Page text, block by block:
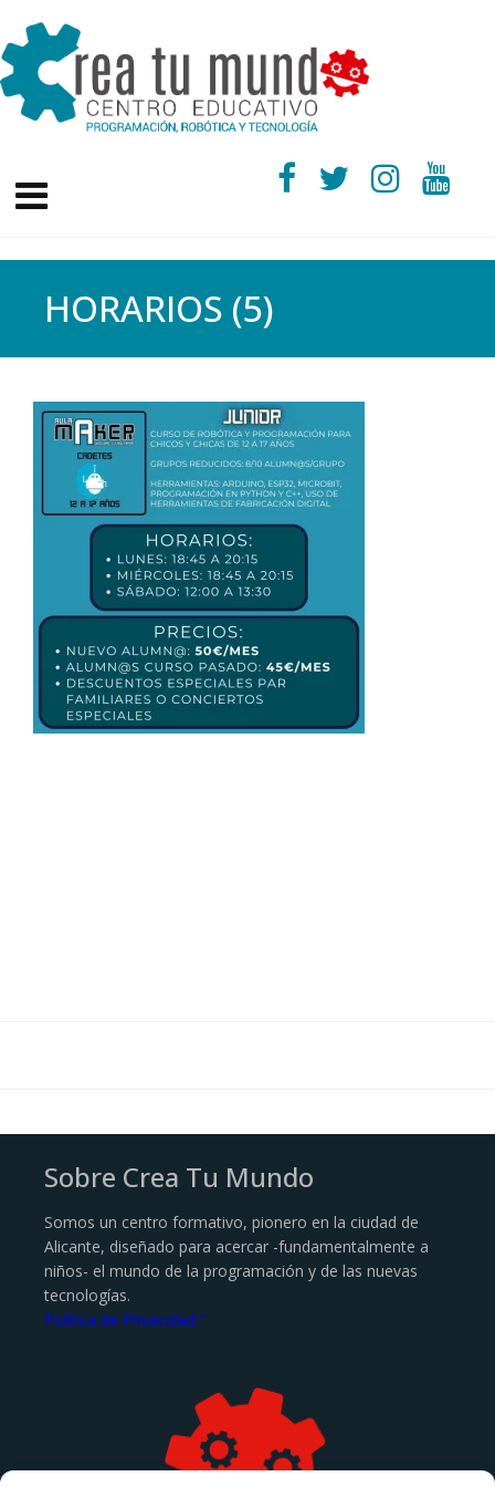
HORARIOS (5)
Sobre Crea Tu Mundo
Somos un centro formativo, pionero en la ciudad de
Alicante, diseñado para acercar -fundamentalmente a
niños- el mundo de la programación y de las nuevas
tecnologías.
Politica de Privacidad."